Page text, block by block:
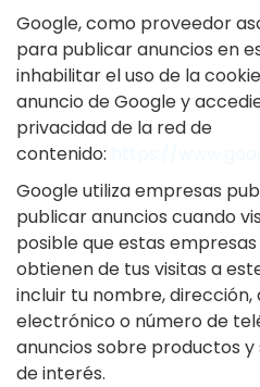
Google, como proveedor
para publicar anuncios en
inhabilitar el uso de la
anuncio de Google y
privacidad de la red de
contenido:
Google utiliza empresas
publicar anuncios cuando
posible que estas
obtienen de tus visitas a
incluir tu nombre,
electrónico o número de
anuncios sobre productos
de interés.